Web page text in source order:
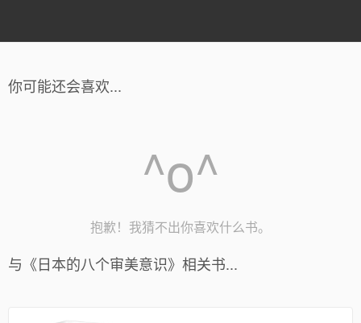
你可能还会喜欢...
^o^
抱歉！我猜不出你喜欢什么书。
与《日本的八个审美意识》相关书...